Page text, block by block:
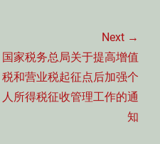
Next →
Next
post:
国家税务总局关于提高增值
税和营业税起征点后加强个
人所得税征收管理工作的通
知